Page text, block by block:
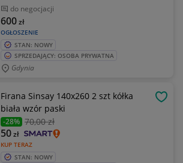
do negocjacji
OGŁOSZENIE
600zł
STAN: NOWY
SPRZEDAJĄCY: OSOBA PRYWATNA
Gdynia
Firana Sinsay 140x260 2 szt kółka
biała wzór paski
-28% 70,00 zł
KUP TERAZ
50zł
STAN: NOWY